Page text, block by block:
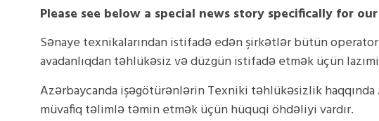
Please see below a special news story specifically for
Sənaye texnikalarından istifadə edən şirkətlər bütün
avadanlıqdan təhlükəsiz və düzgün istifadə etmək üçün
Azərbaycanda işəgötürənlərin Texniki təhlükəsizlik
müvafiq təlimlə təmin etmək üçün hüquqi öhdəliyi vardır.